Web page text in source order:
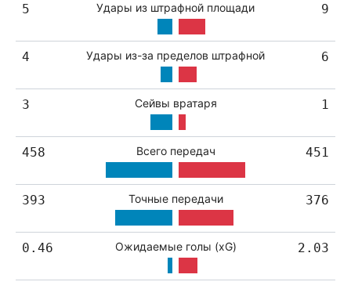
5 Удары из штрафной площади 9
4 Удары из-за пределов штрафной 6
3 Сейвы вратаря 1
458 Всего передач 451
393 Точные передачи 376
0.46 Ожидаемые голы (xG) 2.03